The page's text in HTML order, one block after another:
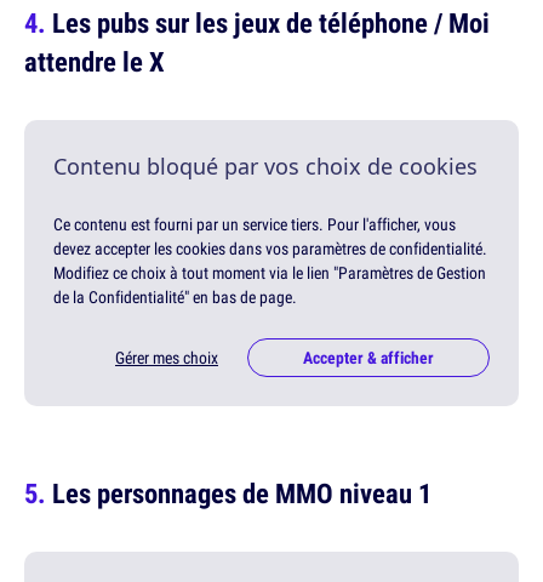
Les pubs sur les jeux de téléphone / Moi
attendre le X
Contenu bloqué par vos choix de cookies
Ce contenu est fourni par un service tiers. Pour l'afficher, vous
devez accepter les cookies dans vos paramètres de confidentialité.
Modifiez ce choix à tout moment via le lien "Paramètres de Gestion
de la Confidentialité" en bas de page.
Gérer mes choix Accepter & afficher
Les personnages de MMO niveau 1